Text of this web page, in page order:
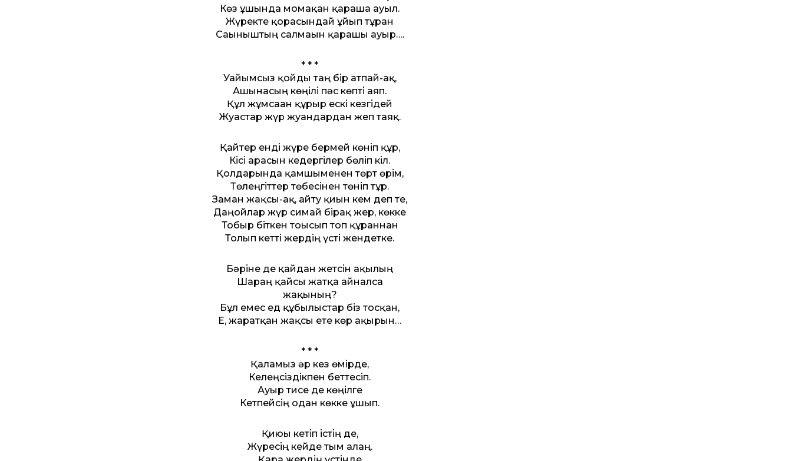
Көз ұшында момақан қараша ауыл.
Жүректе қорғасындай ұйып тұрған
Сағыныштың салмағын қарашы ауыр….
* * *
Уайымсыз қойды таң бір атпай-ақ,
Ашынасың көңілі пәс көпті аяп.
Құл жұмсаған құрғыр ескі кезгідей
Жуастар жүр жуандардан жеп таяқ.
Қайтер енді жүре бермей көніп құр,
Кісі арасын кедергілер бөліп кіл.
Қолдарында қамшыменен төрт өрім,
Төлеңгіт­тер төбесінен төніп тұр.
Заман жақсы-ақ, айту қиын кем деп те,
Даңғойлар жүр симай бірақ жер, көкке
Тобыр біткен тоғысып топ құрғаннан
Толып кет­ті жердің үсті жендетке.
Бәріне де қайдан жетсін ақылың
Шараң қайсы жатқа айналса
жақының?
Бұл емес ед құбылыстар біз тосқан,
Е, жаратқан жақсы ете көр ақырын…
* * *
Қаламыз әр кез өмірде,
Келеңсіздікпен бет­тесіп.
Ауыр тисе де көңілге
Кетпейсің одан көкке ұшып.
Қиюы кетіп істің де,
Жүресің кейде тым алаң.